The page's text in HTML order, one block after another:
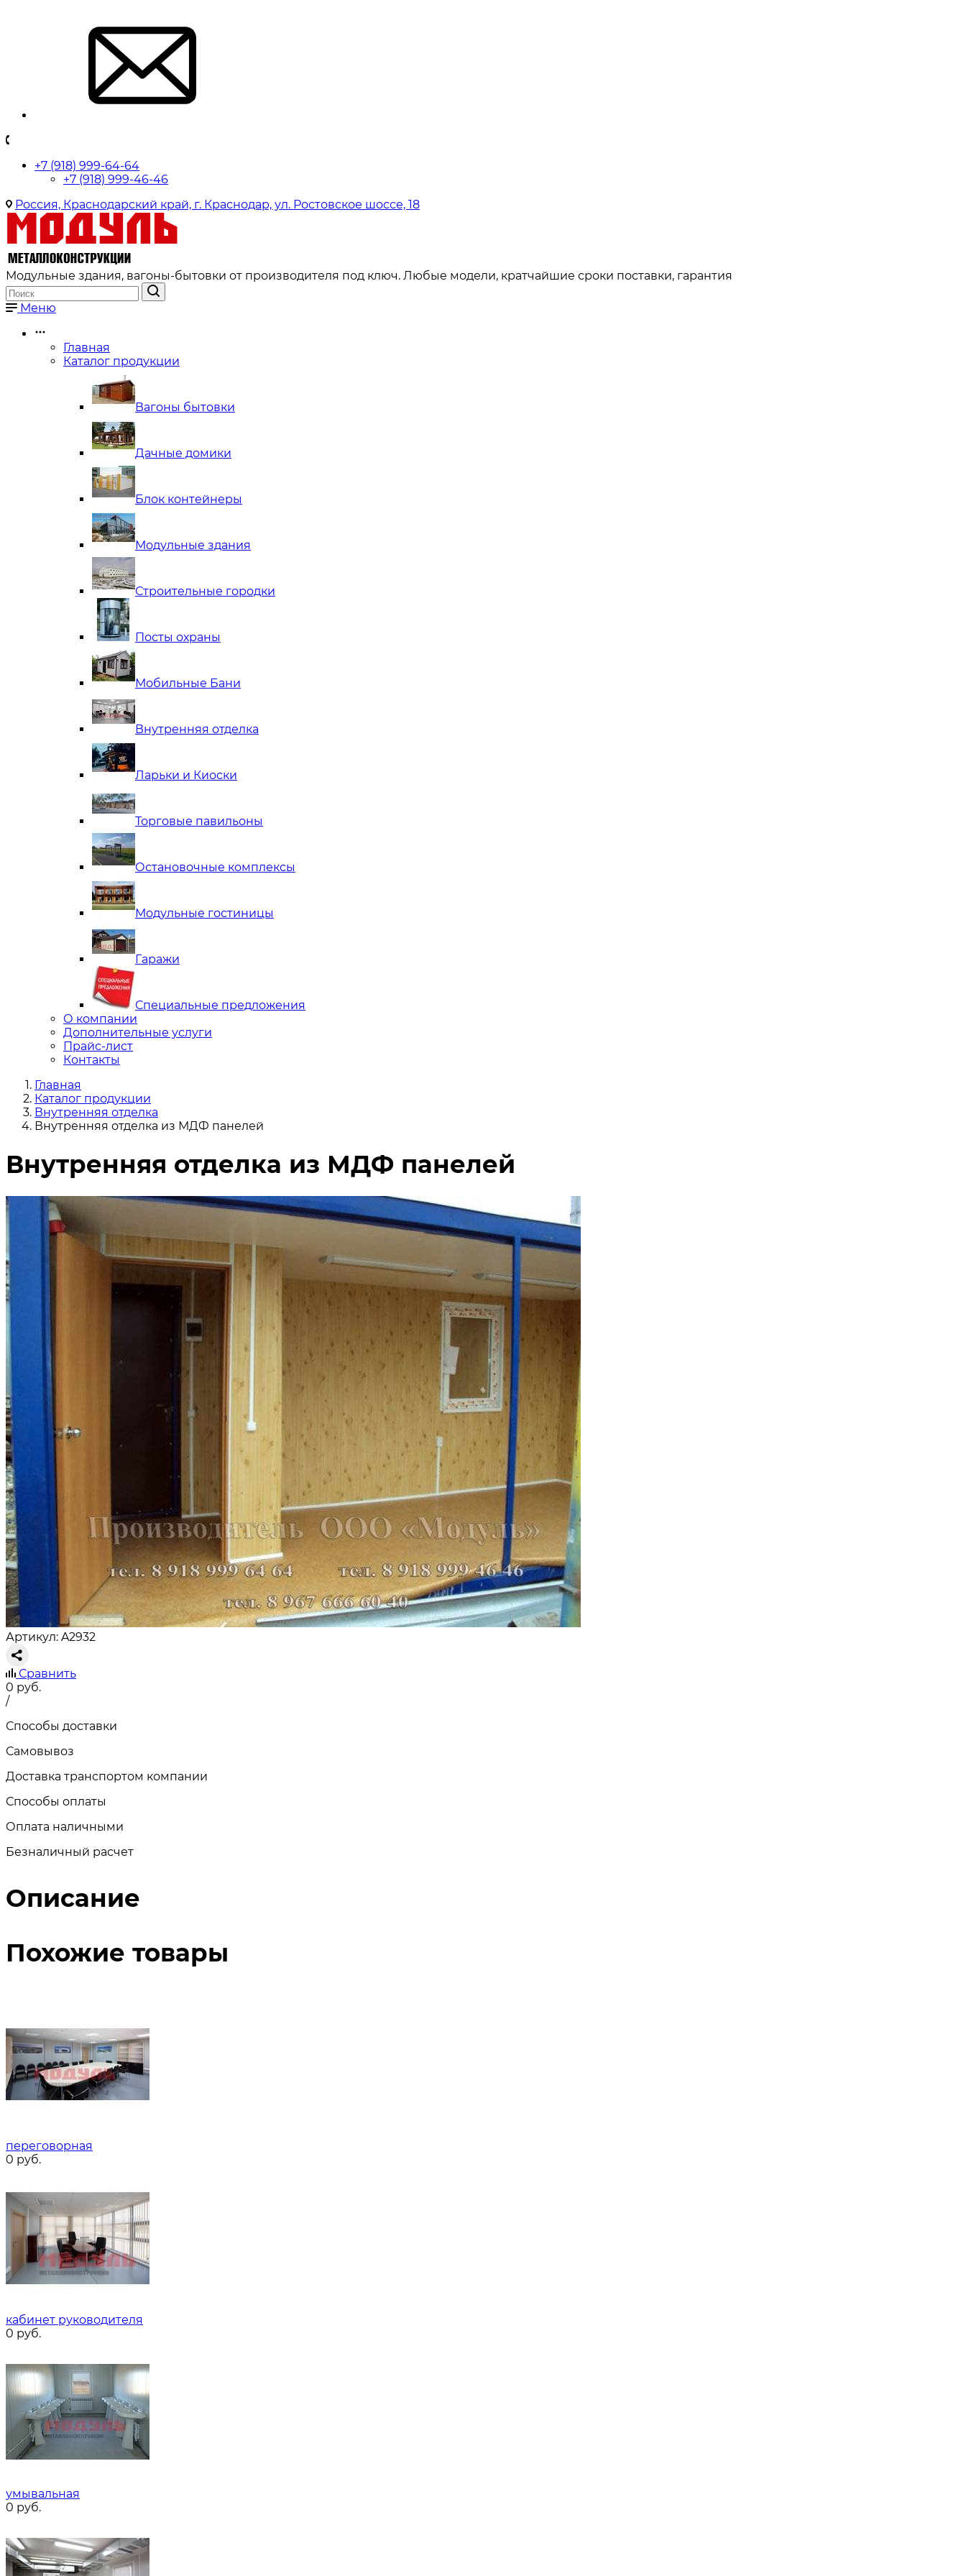
+7 (918) 999-64-64
+7 (918) 999-46-46
Россия, Краснодарский край, г. Краснодар, ул. Ростовское шоссе, 18
Модульные здания, вагоны-бытовки от производителя под ключ. Любые модели, кратчайшие сроки поставки, гарантия
Меню
Главная
Каталог продукции
Вагоны бытовки
Дачные домики
Блок контейнеры
Модульные здания
Строительные городки
Посты охраны
Мобильные Бани
Внутренняя отделка
Ларьки и Киоски
Торговые павильоны
Остановочные комплексы
Модульные гостиницы
Гаражи
Специальные предложения
О компании
Дополнительные услуги
Прайс-лист
Контакты
Главная
Каталог продукции
Внутренняя отделка
Внутренняя отделка из МДФ панелей
Внутренняя отделка из МДФ панелей
Артикул: A2932
Сравнить
0 руб.
/
Способы доставки
Самовывоз
Доставка транспортом компании
Способы оплаты
Оплата наличными
Безналичный расчет
Описание
Похожие товары
переговорная
0 руб.
кабинет руководителя
0 руб.
умывальная
0 руб.